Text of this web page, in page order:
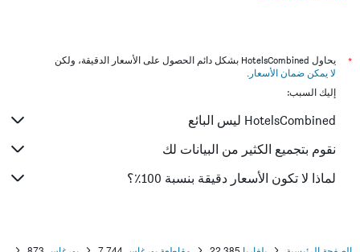
*
يحاول HotelsCombined بشكل دائم الحصول على الأسعار الدقيقة، ولكن
لا يمكن ضمان الأسعار .
إليك السبب:
HotelsCombined ليس البائع
نقوم بتجميع الكثير من البيانات لك
لماذا لا تكون الأسعار دقيقة بنسبة 100٪؟